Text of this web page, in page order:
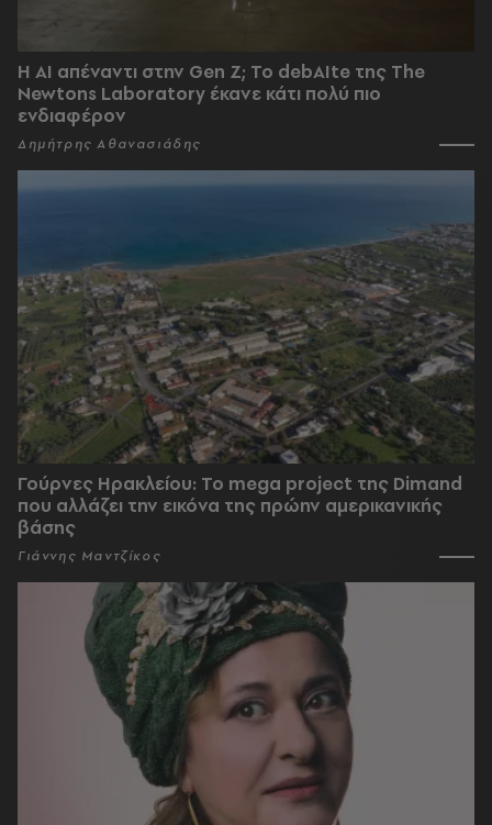
Η AI απέναντι στην Gen Z; Το debAIte της The
Newtons Laboratory έκανε κάτι πολύ πιο
ενδιαφέρον
Δημήτρης Αθανασιάδης
Γούρνες Ηρακλείου: To mega project της Dimand
που αλλάζει την εικόνα της πρώην αμερικανικής
βάσης
Γιάννης Μαντζίκος